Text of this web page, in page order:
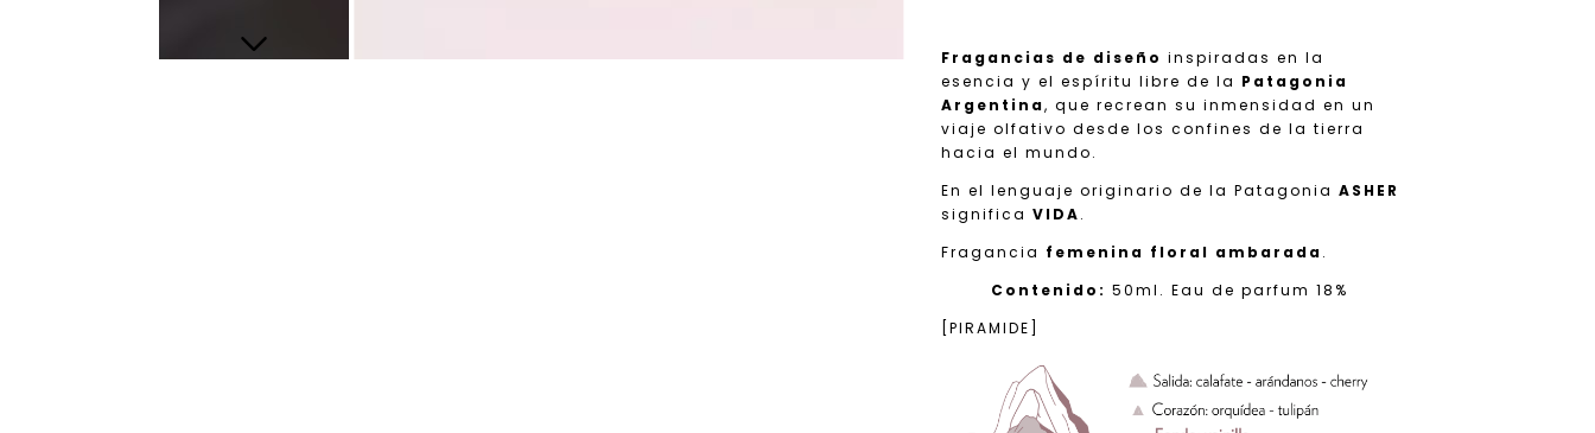
Fragancias de diseño inspiradas en la
esencia y el espíritu libre de la Patagonia
Argentina, que recrean su inmensidad en un
viaje olfativo desde los confines de la tierra
hacia el mundo.
En el lenguaje originario de la Patagonia ASHER
significa VIDA.
Fragancia femenina floral ambarada.
Contenido:50ml. Eau de parfum 18%
[PIRAMIDE]